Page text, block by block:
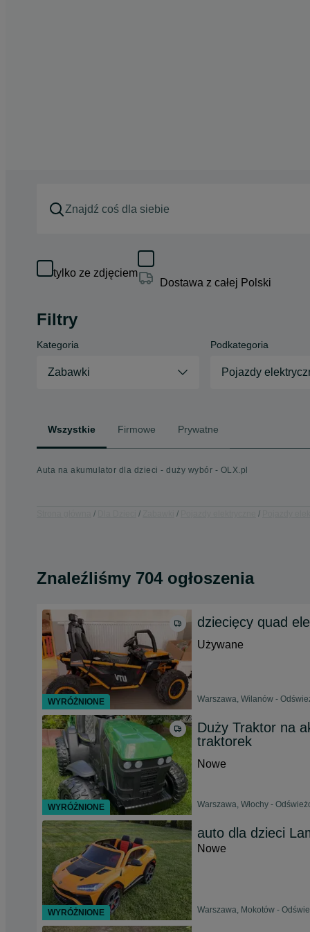
tylko ze zdjęciem
Dostawa z całej Polski
Filtry
Kategoria
Zabawki
Podkategoria
Pojazdy
Wszystkie Firmowe Prywatne
Auta na akumulator dla dzieci - duży wybór - OLX.pl
Znaleźliśmy 704 ogłoszenia
dziecięcy quad
Używane
Warszawa, Wilanów -
Duży Traktor na
traktorek
Nowe
Warszawa, Włochy -
auto dla dzieci
Nowe
Warszawa, Mokotów -
WYRÓŻNIONE
WYRÓŻNIONE
WYRÓŻNIONE